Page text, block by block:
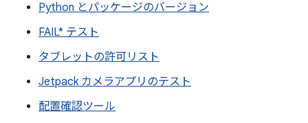
Python とパッケージのバージョン
FAIL* テスト
タブレットの許可リスト
Jetpack カメラアプリのテスト
配置確認ツール